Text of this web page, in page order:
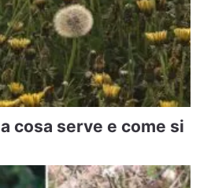
cosa serve e come si